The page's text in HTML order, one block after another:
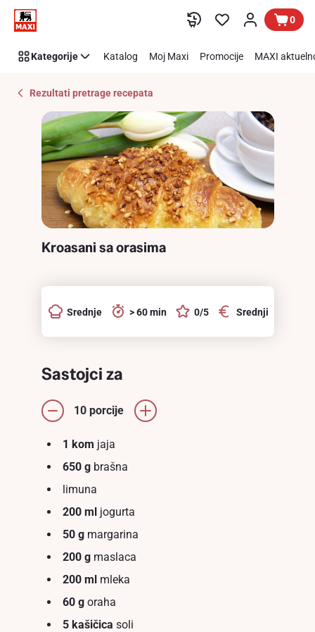
Preskoči link
Recipe
Details
0
Kategorije Katalog Moj Maxi Promocije MAXI
Rezultati pretrage recepata
Kroasani sa orasima
Srednje > 60 min 0/5 Srednji
Sastojci za
10 porcije
1 kom jaja
650 gbrašna
limuna
200 mljogurta
50 gmargarina
200 gmaslaca
200 mlmleka
60 goraha
5 kašičica soli